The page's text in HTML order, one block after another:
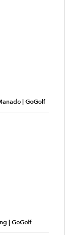
| GoGolf
| GoGolf